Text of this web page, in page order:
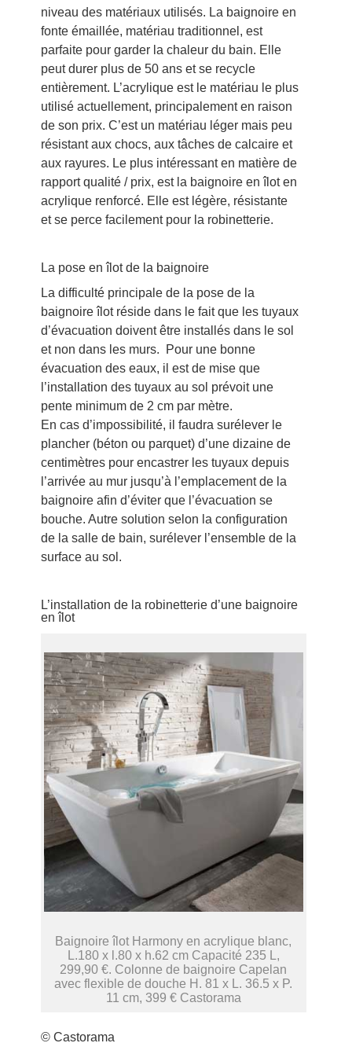
niveau des matériaux utilisés. La baignoire en
fonte émaillée, matériau traditionnel, est
parfaite pour garder la chaleur du bain. Elle
peut durer plus de 50 ans et se recycle
entièrement. L’acrylique est le matériau le plus
utilisé actuellement, principalement en raison
de son prix. C’est un matériau léger mais peu
résistant aux chocs, aux tâches de calcaire et
aux rayures. Le plus intéressant en matière de
rapport qualité / prix, est la baignoire en îlot en
acrylique renforcé. Elle est légère, résistante
et se perce facilement pour la robinetterie.
La pose en îlot de la baignoire
La difficulté principale de la pose de la
baignoire îlot réside dans le fait que les tuyaux
d’évacuation doivent être installés dans le sol
et non dans les murs. Pour une bonne
évacuation des eaux, il est de mise que
l’installation des tuyaux au sol prévoit une
pente minimum de 2 cm par mètre.
En cas d’impossibilité, il faudra surélever le
plancher (béton ou parquet) d’une dizaine de
centimètres pour encastrer les tuyaux depuis
l’arrivée au mur jusqu’à l’emplacement de la
baignoire afin d’éviter que l’évacuation se
bouche. Autre solution selon la configuration
de la salle de bain, surélever l’ensemble de la
surface au sol.
L’installation de la robinetterie d’une baignoire
en îlot
Baignoire îlot Harmony en acrylique blanc,
L.180 x l.80 x h.62 cm Capacité 235 L,
299,90 €. Colonne de baignoire Capelan
avec flexible de douche H. 81 x L. 36.5 x P.
11 cm, 399 € Castorama
© Castorama